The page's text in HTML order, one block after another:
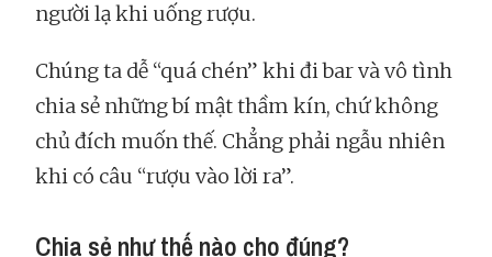
người lạ khi uống rượu.
Chúng ta dễ “quá chén” khi đi bar và vô tình
chia sẻ những bí mật thầm kín, chứ không
chủ đích muốn thế. Chẳng phải ngẫu nhiên
khi có câu “rượu vào lời ra”.
Chia sẻ như thế nào cho đúng?